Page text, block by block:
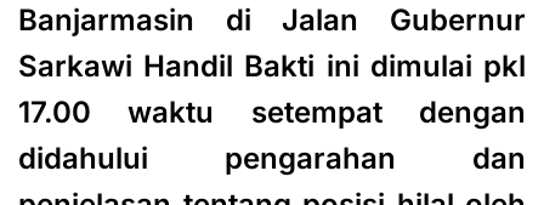
Banjarmasin di Jalan Gubernur
Sarkawi Handil Bakti ini dimulai pkl
17.00 waktu setempat dengan
didahului pengarahan dan